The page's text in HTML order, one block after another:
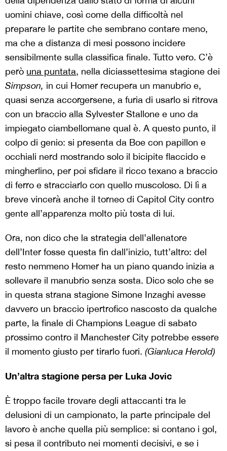
uomini chiave, così come della difficoltà nel
preparare le partite che sembrano contare meno,
ma che a distanza di mesi possono incidere
sensibilmente sulla classifica finale. Tutto vero. C’è
però una puntata, nella diciassettesima stagione dei
Simpson, in cui Homer recupera un manubrio e,
quasi senza accorgersene, a furia di usarlo si ritrova
con un braccio alla Sylvester Stallone e uno da
impiegato ciambellomane qual è. A questo punto, il
colpo di genio: si presenta da Boe con papillon e
occhiali nerd mostrando solo il bicipite flaccido e
mingherlino, per poi sfidare il ricco texano a braccio
di ferro e stracciarlo con quello muscoloso. Di lì a
breve vincerà anche il torneo di Capitol City contro
gente all’apparenza molto più tosta di lui.
Ora, non dico che la strategia dell’allenatore
dell’Inter fosse questa fin dall’inizio, tutt’altro: del
resto nemmeno Homer ha un piano quando inizia a
sollevare il manubrio senza sosta. Dico solo che se
in questa strana stagione Simone Inzaghi avesse
davvero un braccio ipertrofico nascosto da qualche
parte, la finale di Champions League di sabato
prossimo contro il Manchester City potrebbe essere
il momento giusto per tirarlo fuori. (Gianluca Herold)
Un’altra stagione persa per Luka Jovic
È troppo facile trovare degli attaccanti tra le
delusioni di un campionato, la parte principale del
lavoro è anche quella più semplice: si contano i gol,
si pesa il contributo nei momenti decisivi, e se i